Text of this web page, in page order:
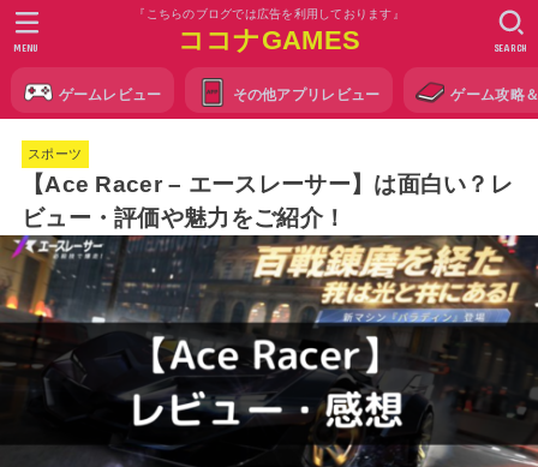
『こちらのブログでは広告を利用しております』
ココナGAMES
ゲームレビュー その他アプリレビュー ゲーム攻略
SEARCH
MENU
スポーツ
【Ace Racer – エースレーサー】は面白い？レ
ビュー・評価や魅力をご紹介！